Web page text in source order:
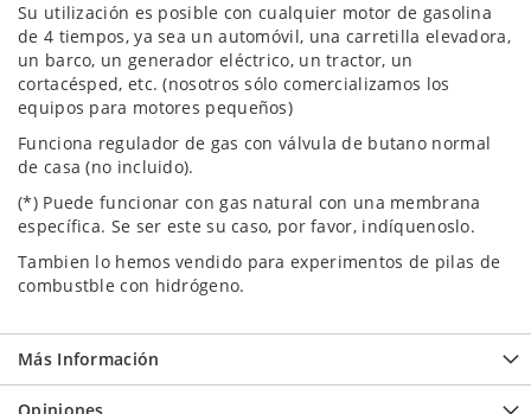
Su utilización es posible con cualquier motor de gasolina
de 4 tiempos, ya sea un automóvil, una carretilla elevadora,
un barco, un generador eléctrico, un tractor, un
cortacésped, etc. (nosotros sólo comercializamos los
equipos para motores pequeños)
Funciona regulador de gas con válvula de butano normal
de casa (no incluido).
(*) Puede funcionar con gas natural con una membrana
específica. Se ser este su caso, por favor, indíquenoslo.
Tambien lo hemos vendido para experimentos de pilas de
combustble con hidrógeno.
Más Información